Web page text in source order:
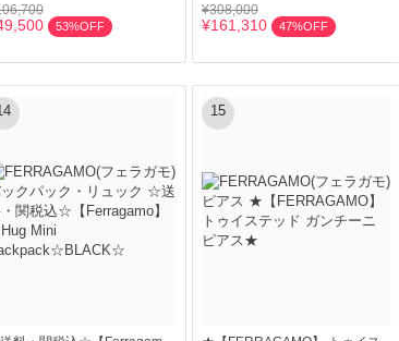
53%OFF
¥308,000
¥161,310 47%OFF
15